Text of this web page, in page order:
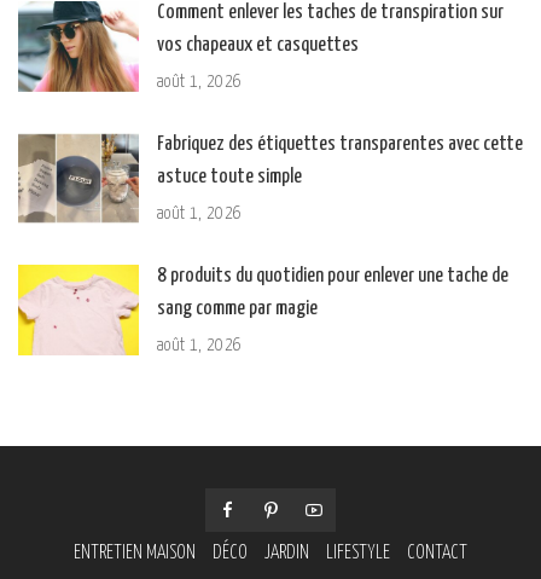
Comment enlever les taches de transpiration sur
vos chapeaux et casquettes
août 1, 2026
Fabriquez des étiquettes transparentes avec cette
astuce toute simple
août 1, 2026
8 produits du quotidien pour enlever une tache de
sang comme par magie
août 1, 2026
ENTRETIEN MAISON DÉCO JARDIN LIFESTYLE CONTACT